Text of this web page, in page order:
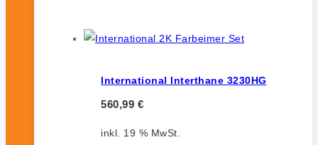
International Interthane 3230HG
560,99 €
inkl. 19 % MwSt.